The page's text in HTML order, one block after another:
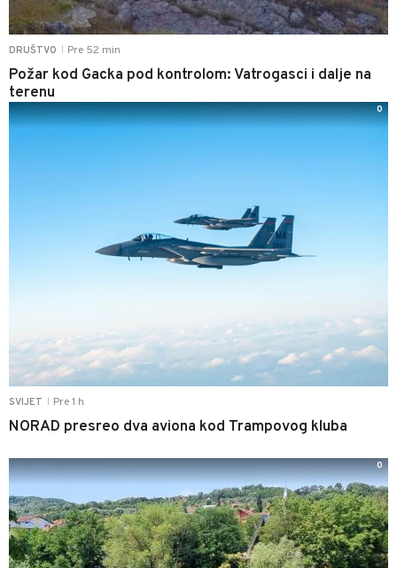
DRUŠTVO Pre 52 min
Požar kod Gacka pod kontrolom: Vatrogasci i dalje na
terenu
SVIJET Pre 1 h
NORAD presreo dva aviona kod Trampovog kluba
0
0